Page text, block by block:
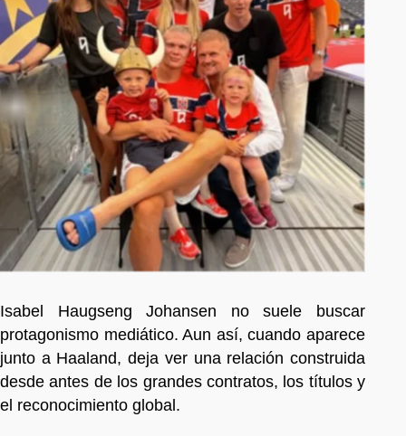
Isabel Haugseng Johansen no suele buscar
protagonismo mediático. Aun así, cuando aparece
junto a Haaland, deja ver una relación construida
desde antes de los grandes contratos, los títulos y
el reconocimiento global.